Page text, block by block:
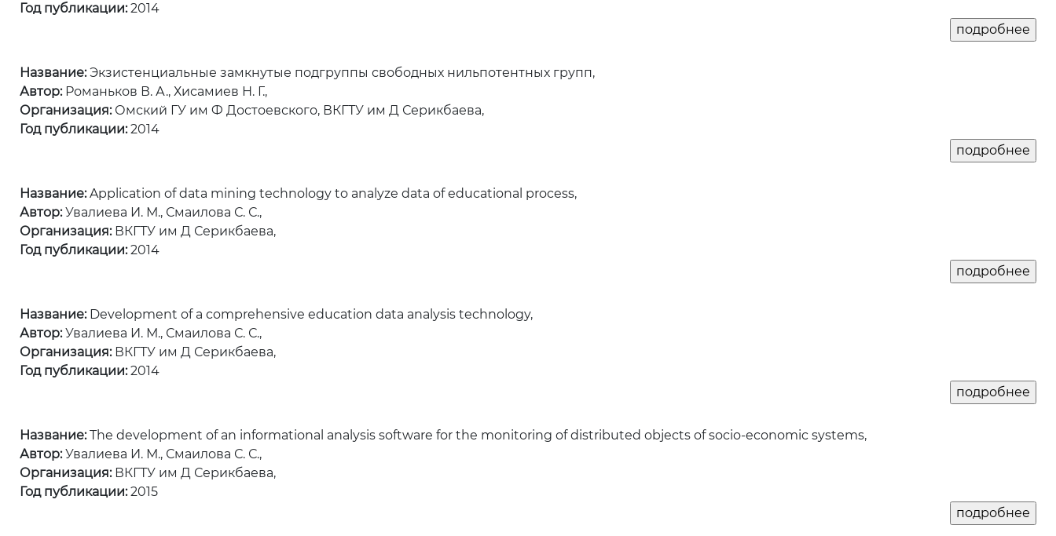
Год публикации:2014
Название:Экзистенциальные замкнутые подгруппы свободных нильпотентных групп,
Автор:Романьков В. А., Хисамиев Н. Г.,
Организация:Омский ГУ им Ф Достоевского, ВКГТУ им Д Серикбаева,
Год публикации:2014
Название:Application of data mining technology to analyze data of educational process,
Автор:Увалиева И. М., Смаилова С. С.,
Организация:ВКГТУ им Д Серикбаева,
Год публикации:2014
Название:Development of a comprehensive education data analysis technology,
Автор:Увалиева И. М., Смаилова С. С.,
Организация:ВКГТУ им Д Серикбаева,
Год публикации:2014
Название:The development of an informational analysis software for the monitoring of distributed objects of socio-economic systems,
Автор:Увалиева И. М., Смаилова С. С.,
Организация:ВКГТУ им Д Серикбаева,
Год публикации:2015